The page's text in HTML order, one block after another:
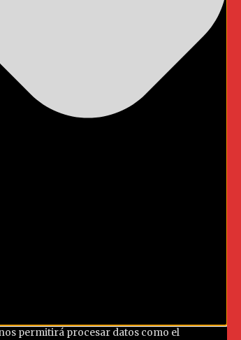
permitirá procesar datos como el